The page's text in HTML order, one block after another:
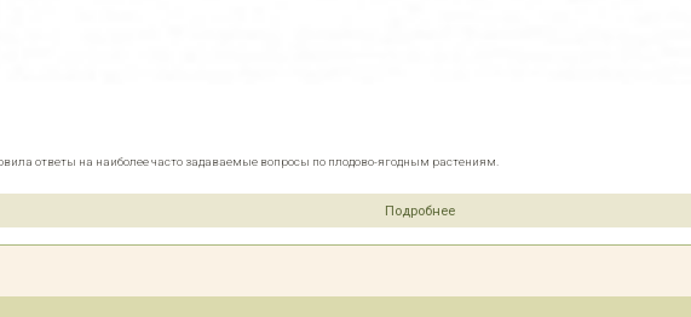
ответы на наиболее часто задаваемые вопросы по плодово-ягодным растениям.
Подробнее